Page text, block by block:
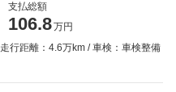
支払総額
106.8万円
走行距離：4.6万km
車検：車検整備